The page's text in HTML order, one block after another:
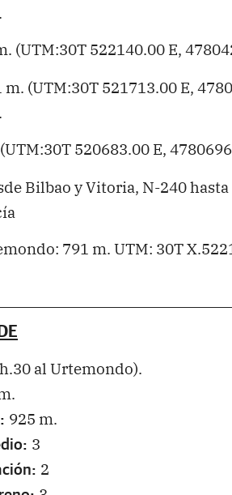
(UTM:30T 522140.00 E,
m. (UTM:30T 521713.00 E,
520683.00 E,
Bilbao y Vitoria, N-240
791 m. UTM: 30T
al Urtemondo).
925 m.
3
2